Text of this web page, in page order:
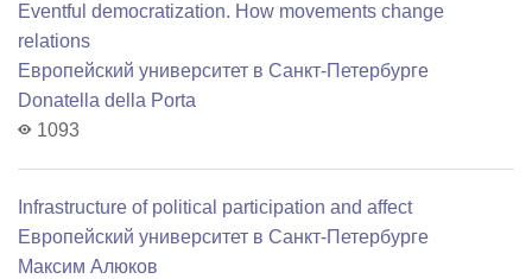
Еventful democratization. How movements change
relations
Европейский университет в Санкт-Петербурге
Donatella della Porta
1093
Infrastructure of political participation and affect
Европейский университет в Санкт-Петербурге
Максим Алюков